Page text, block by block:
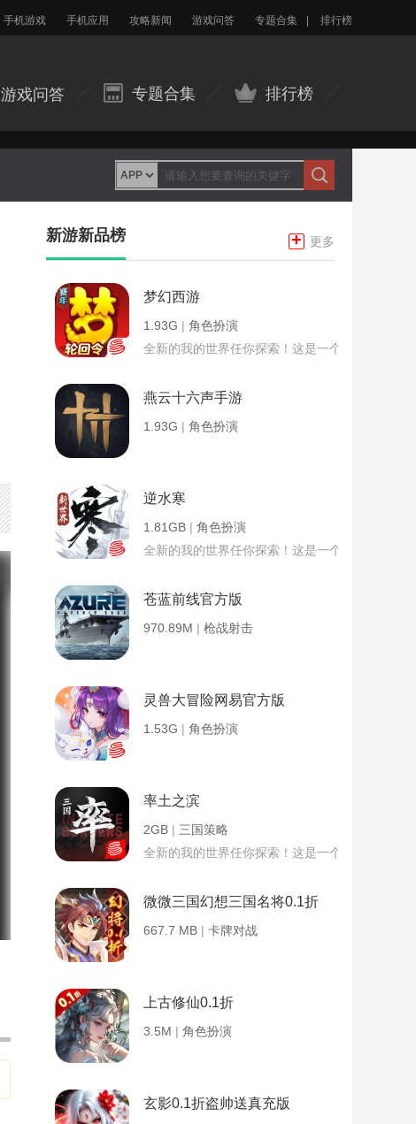
手机游戏 手机应用 攻略新闻 游戏问答 专题合集 排行榜
游戏问答 专题合集 排行榜
新游新品榜 + 更多
梦幻西游
1.93G | 角色扮演
全新的我的世界任你探索！这是一个小提示字段。
燕云十六声手游
1.93G | 角色扮演
逆水寒
1.81GB | 角色扮演
全新的我的世界任你探索！这是一个小提示字段。
苍蓝前线官方版
970.89M | 枪战射击
灵兽大冒险网易官方版
1.53G | 角色扮演
率土之滨
2GB | 三国策略
全新的我的世界任你探索！这是一个小提示字段。
微微三国幻想三国名将0.1折
667.7 MB | 卡牌对战
上古修仙0.1折
3.5M | 角色扮演
玄影0.1折盗帅送真充版